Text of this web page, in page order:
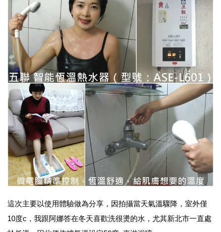
這次主要以使用體驗做為分享，因拍攝當天氣溫驟降，室外僅
10度c，我跟阿娜答在冬天喜歡洗很燙的水，尤其新北市一直處